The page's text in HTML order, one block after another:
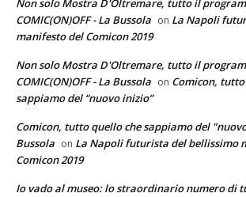
Non solo Mostra D'Oltremare, tutto il
COMIC(ON)OFF - La Bussola on La Napoli
manifesto del Comicon 2019
Non solo Mostra D'Oltremare, tutto il
COMIC(ON)OFF - La Bussola on Comicon,
sappiamo del “nuovo inizio”
Comicon, tutto quello che sappiamo del
Bussola on La Napoli futurista del bellissimo
Comicon 2019
Io vado al museo: lo straordinario numero di